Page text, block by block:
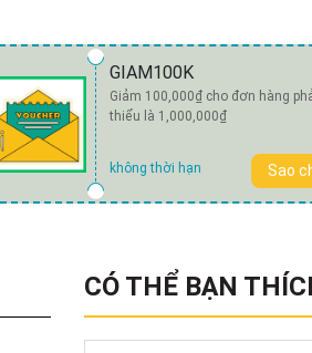
GIAM100K
Giảm 100,000₫ cho đơn hàng
thiểu là 1,000,000₫
không thời hạn Sao
CÓ THỂ BẠN